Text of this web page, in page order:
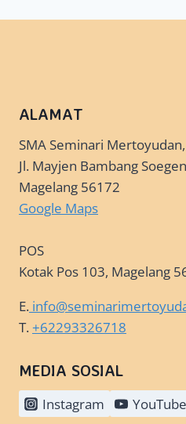
ALAMAT
SMA Seminari Mertoyudan,
Jl. Mayjen Bambang
Magelang 56172
Google Maps
POS
Kotak Pos 103, Magelang
E.
T.+62293326718
MEDIA SOSIAL
Instagram YouTube